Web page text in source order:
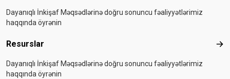
Dayanıqlı İnkişaf Məqsədlərinə doğru sonuncu fəaliyyətlərimiz
haqqında öyrənin
Resurslar
Dayanıqlı İnkişaf Məqsədlərinə doğru sonuncu fəaliyyətlərimiz
haqqında öyrənin